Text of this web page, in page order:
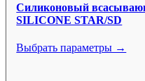
Силиконовый
SILICONE STAR/SD
Выбрать параметры →